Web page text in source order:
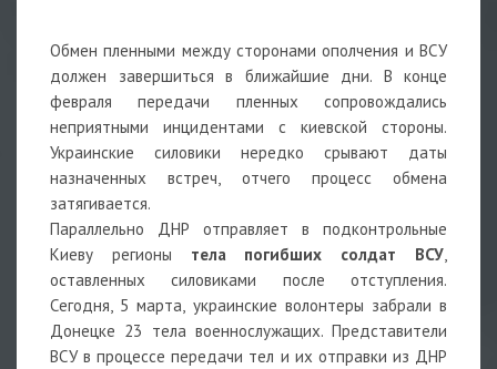
Обмен пленными между сторонами ополчения и ВСУ
должен завершиться в ближайшие дни. В конце
февраля передачи пленных сопровождались
неприятными инцидентами с киевской стороны.
Украинские силовики нередко срывают даты
назначенных встреч, отчего процесс обмена
затягивается.
Параллельно ДНР отправляет в подконтрольные
Киеву регионы тела погибших солдат ВСУ,
оставленных силовиками после отступления.
Сегодня, 5 марта, украинские волонтеры забрали в
Донецке 23 тела военнослужащих. Представители
ВСУ в процессе передачи тел и их отправки из ДНР